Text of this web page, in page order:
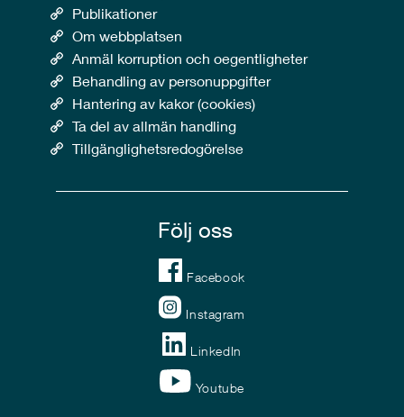
Publikationer
Om webbplatsen
Anmäl korruption och oegentligheter
Behandling av personuppgifter
Hantering av kakor (cookies)
Ta del av allmän handling
Tillgänglighetsredogörelse
Följ oss
Facebook
Instagram
LinkedIn
Youtube